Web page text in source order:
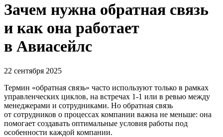
Зачем нужна обратная связь
и как она работает
в Авиасейлс
22 сентября 2025
Термин «обратная связь» часто используют только в рамках
управленческих циклов, на встречах 1-1 или в ревью между
менеджерами и сотрудниками. Но обратная связь
от сотрудников о процессах компании важна не меньше: она
помогает создавать оптимальные условия работы под
особенности каждой компании.